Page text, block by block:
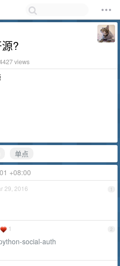
?
views
单点
+08:00
1
29, 2016
2
1
social-auth